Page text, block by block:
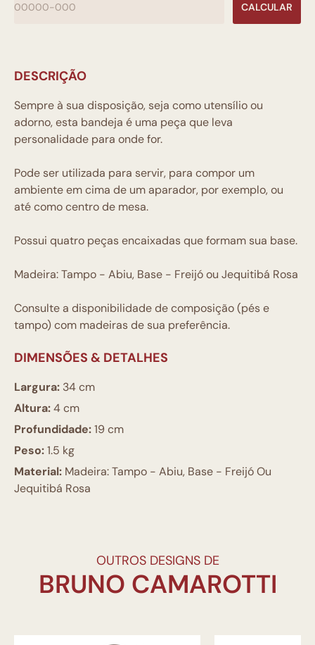
CALCULAR
DESCRIÇÃO
Sempre à sua disposição, seja como utensílio ou
adorno, esta bandeja é uma peça que leva
personalidade para onde for.
Pode ser utilizada para servir, para compor um
ambiente em cima de um aparador, por exemplo, ou
até como centro de mesa.
Possui quatro peças encaixadas que formam sua base.
Madeira: Tampo - Abiu, Base - Freijó ou Jequitibá Rosa
Consulte a disponibilidade de composição (pés e
tampo) com madeiras de sua preferência.
DIMENSÕES & DETALHES
Largura: 34 cm
Altura:4 cm
Profundidade:19 cm
Peso:1.5 kg
Material: Madeira: Tampo - Abiu, Base - Freijó Ou
Jequitibá Rosa
OUTROS DESIGNS DE